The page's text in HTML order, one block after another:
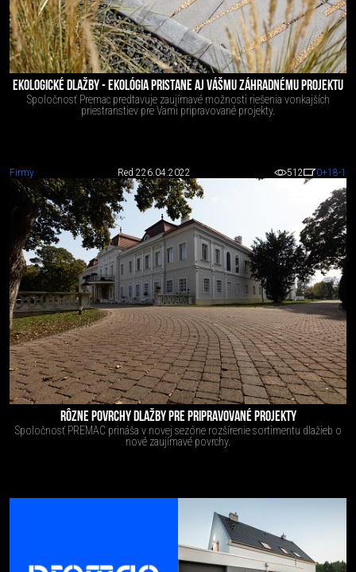
EKOLOGICKÉ DLAŽBY - EKOLÓGIA PRISTANE AJ VÁŠMU ZÁHRADNÉMU PROJEKTU
Spoločnosť Premac predtavuje zaujímavé možnosti riešenia vonkajších
priestranstiev pre Vami pripravované projekty.
Firmy Red 226.04.2022 512 0+18-1
RÔZNE POVRCHY DLAŽBY PRE PRIPRAVOVANÉ PROJEKTY
Spoločnosť PREMAC prináša v novej sezóne rozšírenie sortimentu dlažieb o
nové zaujímavé povrchy.